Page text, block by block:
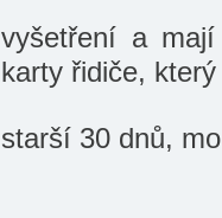
vyšetření a
karty řidiče,
starší 30 dnů,